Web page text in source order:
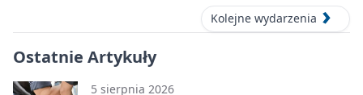
Kolejne wydarzenia
Ostatnie Artykuły
5 sierpnia 2026